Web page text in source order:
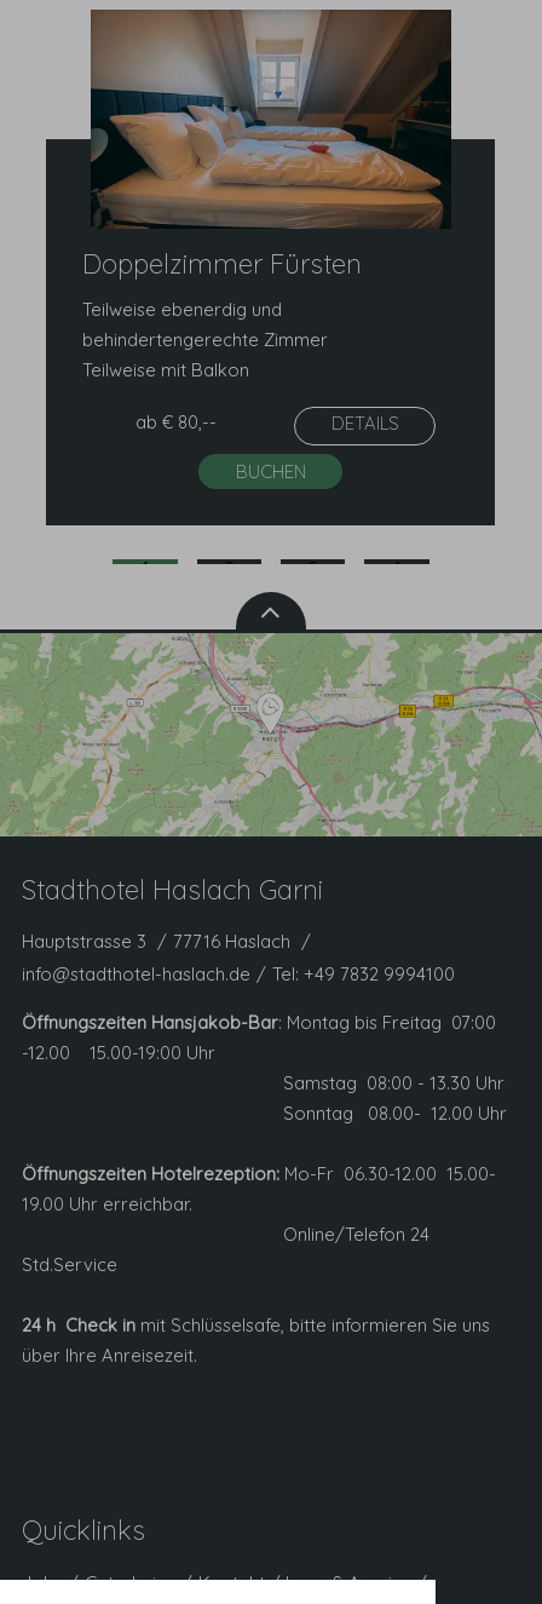
Doppelzimmer Fürsten
Teilweise ebenerdig und
behindertengerechte Zimmer
Teilweise mit Balkon
ab € 80,-- DETAILS
BUCHEN
1 2 3 4
Stadthotel Haslach Garni
Hauptstrasse 3
77716 Haslach
info@stadthotel-haslach.de
Tel: +49 7832 9994100
Öffnungszeiten Hansjakob-Bar: Montag bis Freitag 07:00
-12.00 15.00-19:00 Uhr
Samstag 08:00 - 13.30 Uhr
Sonntag 08.00- 12.00 Uhr
Öffnungszeiten Hotelrezeption: Mo-Fr 06.30-12.00 15.00-
19.00 Uhr erreichbar.
Online/Telefon 24
Std.Service
24 h Check in mit Schlüsselsafe, bitte informieren Sie uns
über Ihre Anreisezeit.
Quicklinks
Jobs Gutscheine Kontakt
Lage & Anreise